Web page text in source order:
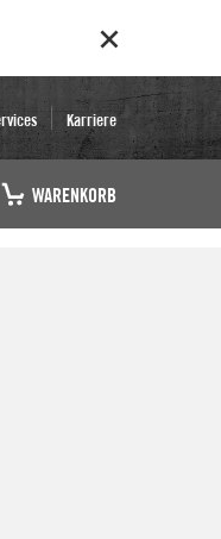
Karriere
WARENKORB